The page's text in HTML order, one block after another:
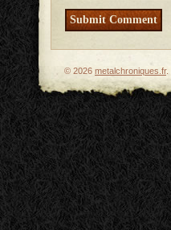
© 2026 metalchroniques.fr.